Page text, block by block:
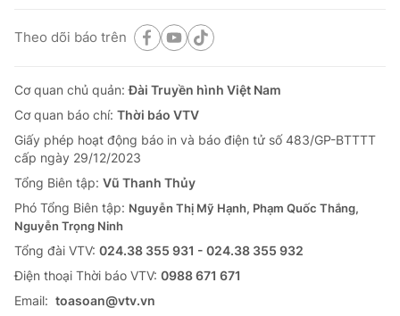
Theo dõi báo trên
Cơ quan chủ quản:Đài Truyền hình Việt Nam
Cơ quan báo chí: Thời báo VTV
Giấy phép hoạt động báo in và báo điện tử số 483/GP-BTTTT
cấp ngày 29/12/2023
Tổng Biên tập: Vũ Thanh Thủy
Phó Tổng Biên tập: Nguyễn Thị Mỹ Hạnh, Phạm Quốc Thắng,
Nguyễn Trọng Ninh
Tổng đài VTV: 024.38 355 931 - 024.38 355 932
Ðiện thoại Thời báo VTV: 0988 671 671
Email: toasoan@vtv.vn